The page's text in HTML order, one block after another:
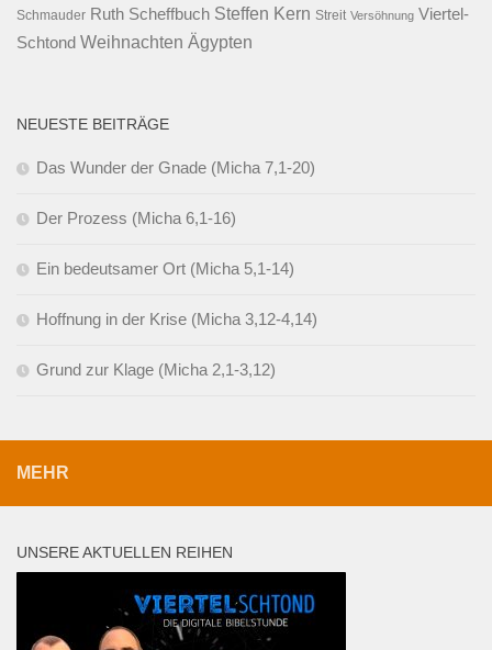
Schmauder Ruth Scheffbuch Steffen Kern Streit Versöhnung Viertel-
Schtond Weihnachten Ägypten
NEUESTE BEITRÄGE
Das Wunder der Gnade (Micha 7,1-20)
Der Prozess (Micha 6,1-16)
Ein bedeutsamer Ort (Micha 5,1-14)
Hoffnung in der Krise (Micha 3,12-4,14)
Grund zur Klage (Micha 2,1-3,12)
MEHR
UNSERE AKTUELLEN REIHEN